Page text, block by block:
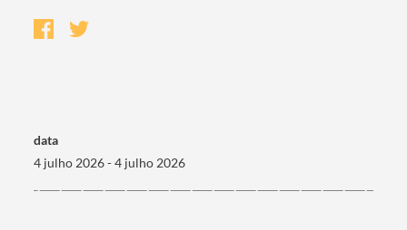
data
4 julho 2026 - 4 julho 2026